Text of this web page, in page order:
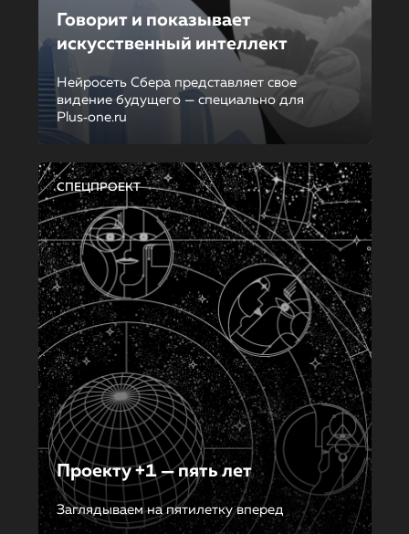
Говорит и показывает
искусственный интеллект
Нейросеть Сбера представляет свое
видение будущего — специально для
Plus‑one.ru
СПЕЦПРОЕКТ
Проекту +1 — пять лет
Заглядываем на пятилетку вперед